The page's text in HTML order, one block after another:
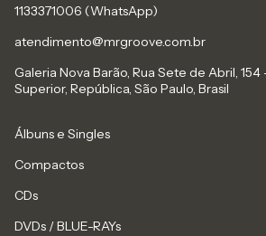
1133371006 (WhatsApp)
atendimento@mrgroove.com.br
Galeria Nova Barão, Rua Sete de Abril, 154
Superior, República, São Paulo, Brasil
Álbuns e Singles
Compactos
CDs
DVDs / BLUE-RAYs